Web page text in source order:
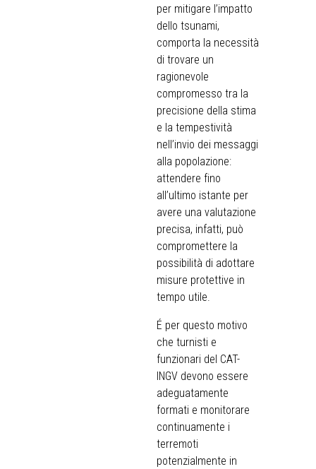
per mitigare l’impatto
dello tsunami,
comporta la necessità
di trovare un
ragionevole
compromesso tra la
precisione della stima
e la tempestività
nell’invio dei messaggi
alla popolazione:
attendere fino
all’ultimo istante per
avere una valutazione
precisa, infatti, può
compromettere la
possibilità di adottare
misure protettive in
tempo utile.
É per questo motivo
che turnisti e
funzionari del CAT-
INGV devono essere
adeguatamente
formati e monitorare
continuamente i
terremoti
potenzialmente in